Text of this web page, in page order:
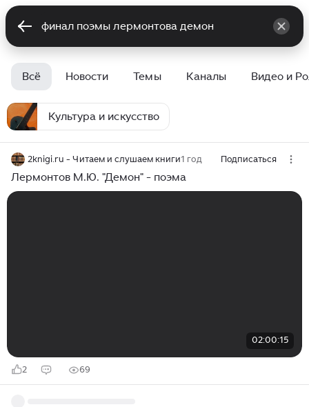
Всё Новости Темы Каналы Видео и
Культура и искусство
2knigi.ru - Читаем и слушаем книги1 год Подписаться
Лермонтов М.Ю. "Демон" - поэма
02:00:15
2 69